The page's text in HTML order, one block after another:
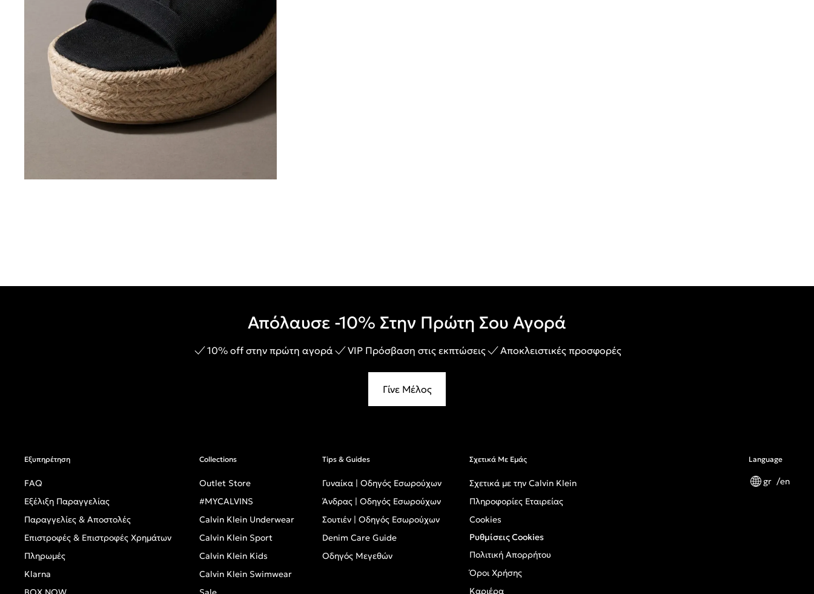
Απόλαυσε -10% Στην Πρώτη Σου Αγορά
10% off στην πρώτη αγορά VIP Πρόσβαση στις εκπτώσεις Αποκλειστικές προσφορές
Γίνε Μέλος
Εξυπηρέτηση
FAQ
Εξέλιξη Παραγγελίας
Παραγγελίες & Αποστολές
Επιστροφές & Επιστροφές Χρημάτων
Πληρωμές
Klarna
Collections
Outlet Store
#MYCALVINS
Calvin Klein Underwear
Calvin Klein Sport
Calvin Klein Kids
Calvin Klein Swimwear
Tips & Guides
Γυναίκα | Οδηγός Εσωρούχων
Άνδρας | Οδηγός Εσωρούχων
Σουτιέν | Οδηγός Εσωρούχων
Denim Care Guide
Οδηγός Μεγεθών
Σχετικά Με Εμάς
Σχετικά με την Calvin Klein
Πληροφορίες Εταιρείας
Cookies
Ρυθμίσεις Cookies
Πολιτική Απορρήτου
Όροι Χρήσης
Καριέρα
Language
gr en